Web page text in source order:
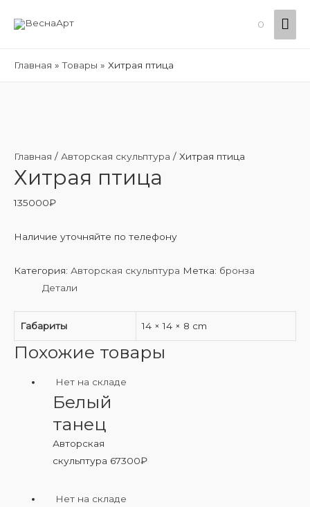
0
Главная Товары Хитрая птица
Главная / Авторская скульптура / Хитрая птица
Хитрая птица
135000₽
Наличие уточняйте по телефону
Категория: Авторская скульптура Метка: бронза
Детали
Габариты 14 × 14 × 8 cm
Похожие товары
Нет на складе
Белый
танец
Авторская
скульптура 67300₽
Нет на складе